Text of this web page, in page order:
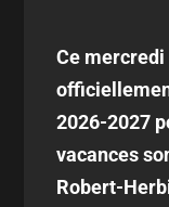
Ce mercredi
2026-2027
vacances
Robert-